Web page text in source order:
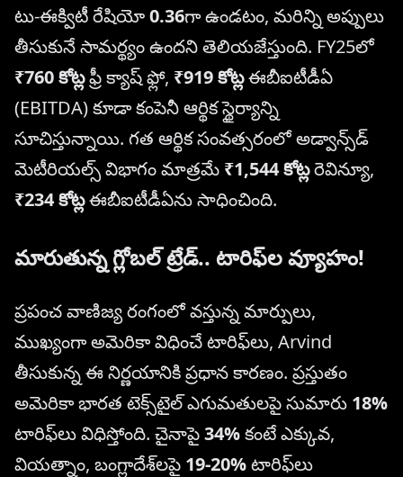
టు-ఈక్విటీ రేషియో0.36గా ఉండటం, మరిన్ని అప్పులు
తీసుకునే సామర్థ్యం ఉందని తెలియజేస్తుంది. FY25లో
₹760 కోట్లఫ్రీ క్యాష్ ఫ్లో, ₹919 కోట్లఈబీఐటీడీఏ
(EBITDA) కూడా కంపెనీ ఆర్థిక స్థైర్యాన్ని
సూచిస్తున్నాయి. గత ఆర్థిక సంవత్సరంలో అడ్వాన్స్‌డ్
మెటీరియల్స్ విభాగం మాత్రమే ₹1,544 కోట్లరెవిన్యూ,
₹234 కోట్లఈబీఐటీడీఏను సాధించింది.
మారుతున్న గ్లోబల్ ట్రేడ్.. టారిఫ్‌ల వ్యూహం!
ప్రపంచ వాణిజ్య రంగంలో వస్తున్న మార్పులు,
ముఖ్యంగా అమెరికా విధించే టారిఫ్‌లు, Arvind
తీసుకున్న ఈ నిర్ణయానికి ప్రధాన కారణం. ప్రస్తుతం
అమెరికా భారత టెక్స్‌టైల్ ఎగుమతులపై సుమారు 18%
టారిఫ్‌లు విధిస్తోంది. చైనాపై34%కంటే ఎక్కువ,
వియత్నాం, బంగ్లాదేశ్‌లపై 19-20%టారిఫ్‌లు